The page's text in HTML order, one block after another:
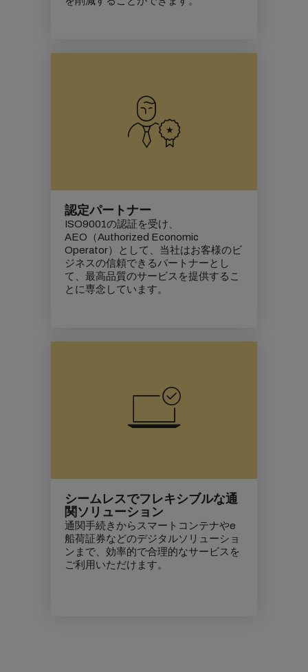
認定パートナー
ISO9001の認証を受け、
AEO（Authorized Economic
Operator）として、当社はお客様のビ
ジネスの信頼できるパートナーとし
て、最高品質のサービスを提供するこ
とに専念しています。
シームレスでフレキシブルな通
関ソリューション
通関手続きからスマートコンテナやe
船荷証券などのデジタルソリューショ
ンまで、効率的で合理的なサービスを
ご利用いただけます。